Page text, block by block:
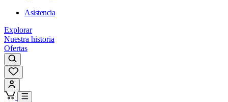
Asistencia
Explorar
Nuestra historia
Ofertas